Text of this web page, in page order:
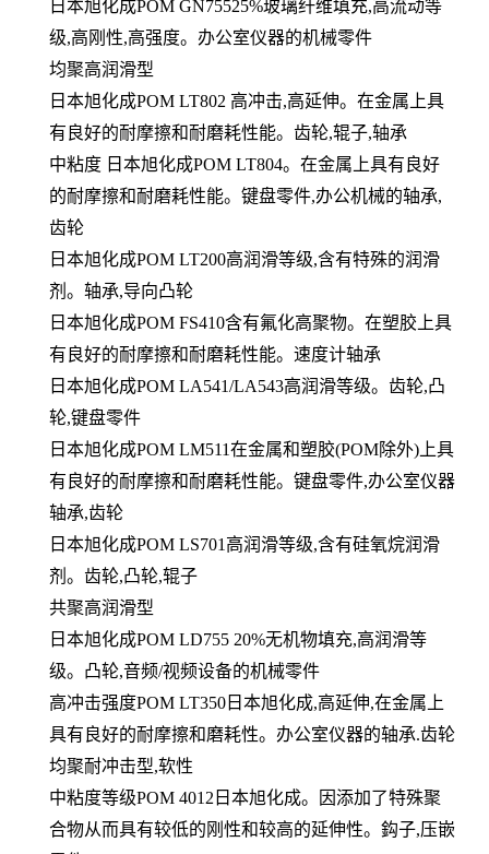
日本旭化成POM GN75525%玻璃纤维填充,高流动等
级,高刚性,高强度。办公室仪器的机械零件
均聚高润滑型
日本旭化成POM LT802 高冲击,高延伸。在金属上具
有良好的耐摩擦和耐磨耗性能。齿轮,辊子,轴承
中粘度 日本旭化成POM LT804。在金属上具有良好
的耐摩擦和耐磨耗性能。键盘零件,办公机械的轴承,
齿轮
日本旭化成POM LT200高润滑等级,含有特殊的润滑
剂。轴承,导向凸轮
日本旭化成POM FS410含有氟化高聚物。在塑胶上具
有良好的耐摩擦和耐磨耗性能。速度计轴承
日本旭化成POM LA541/LA543高润滑等级。齿轮,凸
轮,键盘零件
日本旭化成POM LM511在金属和塑胶(POM除外)上具
有良好的耐摩擦和耐磨耗性能。键盘零件,办公室仪器
轴承,齿轮
日本旭化成POM LS701高润滑等级,含有硅氧烷润滑
剂。齿轮,凸轮,辊子
共聚高润滑型
日本旭化成POM LD755 20%无机物填充,高润滑等
级。凸轮,音频/视频设备的机械零件
高冲击强度POM LT350日本旭化成,高延伸,在金属上
具有良好的耐摩擦和磨耗性。办公室仪器的轴承.齿轮
均聚耐冲击型,软性
中粘度等级POM 4012日本旭化成。因添加了特殊聚
合物从而具有较低的刚性和较高的延伸性。鈎子,压嵌